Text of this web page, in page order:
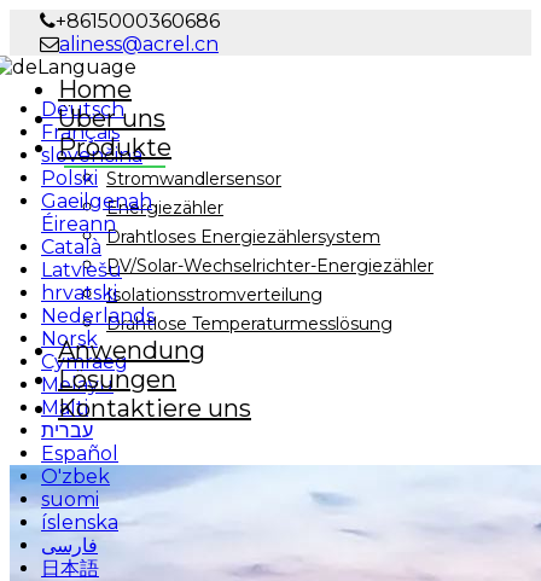
+8615000360686
aliness@acrel.cn
Language
Deutsch
Français
slovenčina
Polski
Gaeilgenah
Éireann
Català
Latviešu
hrvatski
Nederlands
Norsk
Cymraeg
Melayu
Malti
עברית
Español
O'zbek
suomi
íslenska
فارسی
日本語
Home
Über uns
Produkte
Stromwandlersensor
Energiezähler
Drahtloses Energiezählersystem
PV/Solar-Wechselrichter-Energiezähler
Isolationsstromverteilung
Drahtlose Temperaturmesslösung
Anwendung
Lösungen
Kontaktiere uns